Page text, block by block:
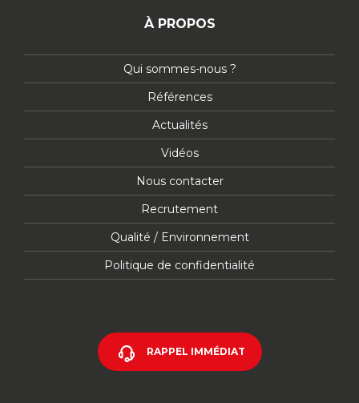
À PROPOS
Qui sommes-nous ?
Références
Actualités
Vidéos
Nous contacter
Recrutement
Qualité / Environnement
Politique de confidentialité
RAPPEL IMMÉDIAT